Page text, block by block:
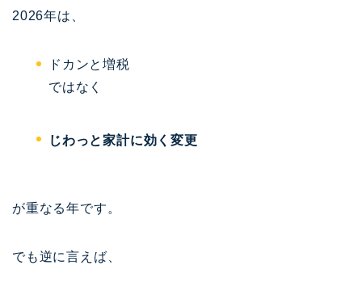
2026年は、
ドカンと増税
ではなく
じわっと家計に効く変更
が重なる年です。
でも逆に言えば、